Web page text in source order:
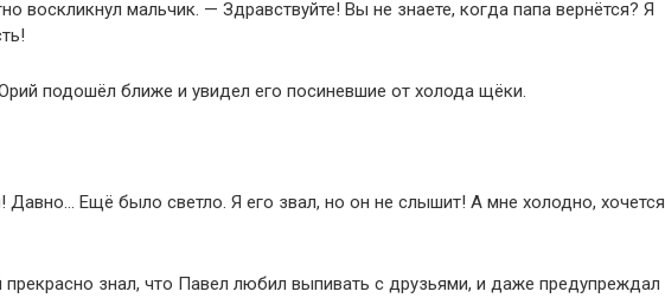
воскликнул мальчик. — Здравствуйте! Вы не знаете, когда папа вернётся? Я
подошёл ближе и увидел его посиневшие от холода щёки.
Ещё было светло. Я его звал, но он не слышит! А мне холодно, хочется
знал, что Павел любил выпивать с друзьями, и даже предупреждал